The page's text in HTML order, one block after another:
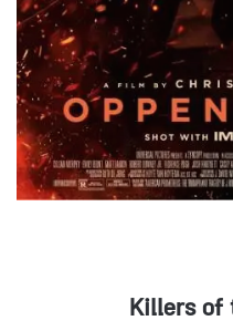
Killers of